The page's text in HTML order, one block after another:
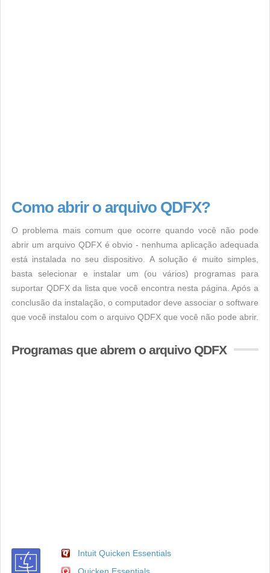
Como abrir o arquivo QDFX?
O problema mais comum que ocorre quando você não pode
abrir um arquivo QDFX é obvio - nenhuma aplicação adequada
está instalada no seu dispositivo. A solução é muito simples,
basta selecionar e instalar um (ou vários) programas para
suportar QDFX da lista que você encontra nesta página. Após a
conclusão da instalação, o computador deve associar o software
que você instalou com o arquivo QDFX que você não pode abrir.
Programas que abrem o arquivo QDFX
Intuit Quicken Essentials